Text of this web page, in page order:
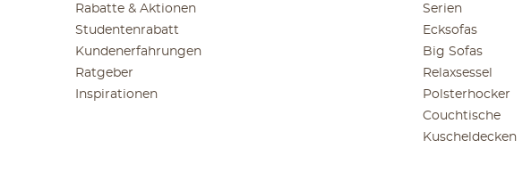
Rabatte & Aktionen
Studentenrabatt
Kundenerfahrungen
Ratgeber
Inspirationen
Serien
Ecksofas
Big Sofas
Relaxsessel
Polsterhocker
Couchtische
Kuscheldecken